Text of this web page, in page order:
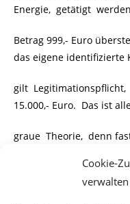
Cookie-
verwalten
Energie, getätigt
Betrag 999,- Euro
das eigene identifizierte
gilt Legitimationspflicht,
15.000,- Euro. Das ist
graue Theorie, denn
Geldgeschäfte getätigt